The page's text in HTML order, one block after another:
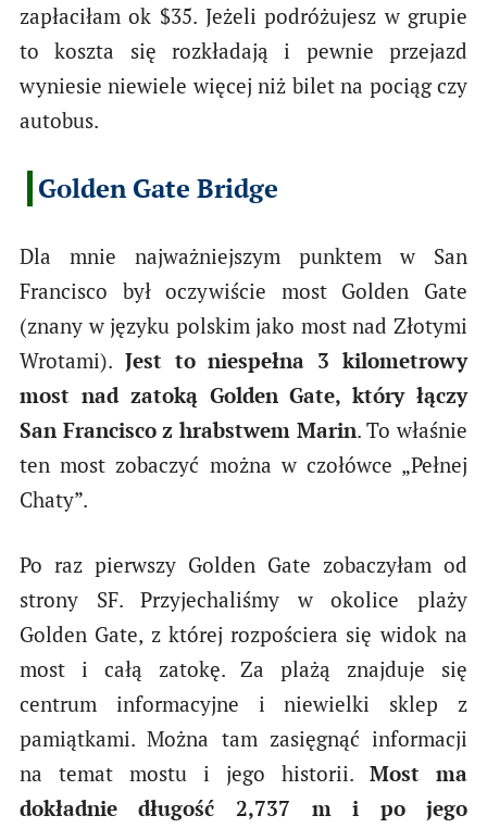
zapłaciłam ok $35. Jeżeli podróżujesz w grupie
to koszta się rozkładają i pewnie przejazd
wyniesie niewiele więcej niż bilet na pociąg czy
autobus.
Golden Gate Bridge
Dla mnie najważniejszym punktem w San
Francisco był oczywiście most Golden Gate
(znany w języku polskim jako most nad Złotymi
Wrotami). Jest to niespełna 3 kilometrowy
most nad zatoką Golden Gate, który łączy
San Francisco z hrabstwem Marin. To właśnie
ten most zobaczyć można w czołówce „Pełnej
Chaty”.
Po raz pierwszy Golden Gate zobaczyłam od
strony SF. Przyjechaliśmy w okolice plaży
Golden Gate, z której rozpościera się widok na
most i całą zatokę. Za plażą znajduje się
centrum informacyjne i niewielki sklep z
pamiątkami. Można tam zasięgnąć informacji
na temat mostu i jego historii.Most ma
dokładnie długość 2,737 m i po jego